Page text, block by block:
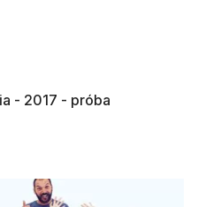
- 2017 - próba